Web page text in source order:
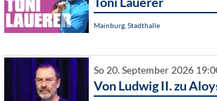
Mainburg, Stadthalle
So 20. September 2026
Von Ludwig II. zu